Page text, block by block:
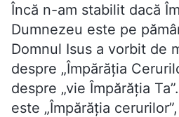
Încă n-am stabilit dacă
Dumnezeu este pe
Domnul Isus a vorbit de
despre „Împărăţia
despre „vie Împărăţia
este „Împărăţia